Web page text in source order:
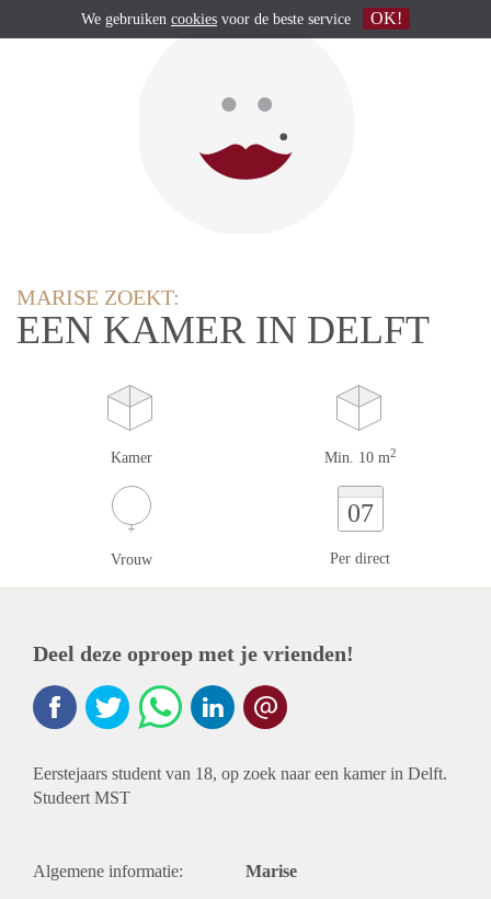
MARISE ZOEKT:
EEN KAMER IN DELFT
Kamer Min. 10 m2
Vrouw
07
Per direct
Deel deze oproep met je vrienden!
Eerstejaars student van 18, op zoek naar een kamer in Delft.
Studeert MST
Algemene informatie: Marise
We gebruiken cookies voor de beste service OK!